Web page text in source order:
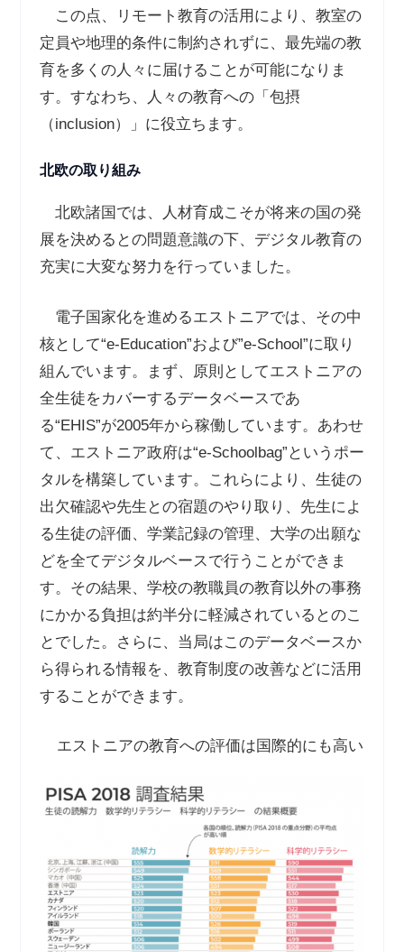
この点、リモート教育の活用により、教室の
定員や地理的条件に制約されずに、最先端の教
育を多くの人々に届けることが可能になりま
す。すなわち、人々の教育への「包摂
（inclusion）」に役立ちます。
北欧の取り組み
北欧諸国では、人材育成こそが将来の国の発
展を決めるとの問題意識の下、デジタル教育の
充実に大変な努力を行っていました。
電子国家化を進めるエストニアでは、その中
核として“e-Education”および”e-School”に取り
組んでいます。まず、原則としてエストニアの
全生徒をカバーするデータベースであ
る“EHIS”が2005年から稼働しています。あわせ
て、エストニア政府は“e-Schoolbag”というポー
タルを構築しています。これらにより、生徒の
出欠確認や先生との宿題のやり取り、先生によ
る生徒の評価、学業記録の管理、大学の出願な
どを全てデジタルベースで行うことができま
す。その結果、学校の教職員の教育以外の事務
にかかる負担は約半分に軽減されているとのこ
とでした。さらに、当局はこのデータベースか
ら得られる情報を、教育制度の改善などに活用
することができます。
エストニアの教育への評価は国際的にも高い